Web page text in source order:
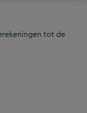
tot de